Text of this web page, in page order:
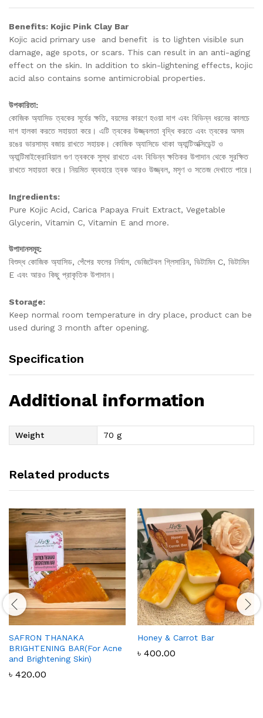
Benefits: Kojic Pink Clay Bar
Kojic acid primary use and benefit is to lighten visible sun
damage, age spots, or scars. This can result in an anti-aging
effect on the skin. In addition to skin-lightening effects, kojic
acid also contains some antimicrobial properties.
উপকারিতা:
কোজিক অ্যাসিড ত্বকের সূর্যের ক্ষতি, বয়সের কারণে হওয়া দাগ এবং বিভিন্ন ধরনের কালচে
দাগ হালকা করতে সহায়তা করে। এটি ত্বকের উজ্জ্বলতা বৃদ্ধি করতে এবং ত্বকের অসম
রঙের ভারসাম্য বজায় রাখতে সহায়ক। কোজিক অ্যাসিডে থাকা অ্যান্টিঅক্সিডেন্ট ও
অ্যান্টিমাইক্রোবিয়াল গুণ ত্বককে সুস্থ রাখতে এবং বিভিন্ন ক্ষতিকর উপাদান থেকে সুরক্ষিত
রাখতে সহায়তা করে। নিয়মিত ব্যবহারে ত্বক আরও উজ্জ্বল, মসৃণ ও সতেজ দেখাতে পারে।
Ingredients:
Pure Kojic Acid, Carica Papaya Fruit Extract, Vegetable
Glycerin, Vitamin C, Vitamin E and more.
উপাদানসমূহ:
বিশুদ্ধ কোজিক অ্যাসিড, পেঁপের ফলের নির্যাস, ভেজিটেবল গ্লিসারিন, ভিটামিন C, ভিটামিন
E এবং আরও কিছু প্রাকৃতিক উপাদান।
Storage:
Keep normal room temperature in dry place, product can be
used during 3 month after opening.
Specification
Additional information
Weight 70 g
Related products
SAFRON THANAKA
BRIGHTENING BAR(For Acne
and Brightening Skin)
৳ 420.00
Honey & Carrot Bar
৳ 400.00